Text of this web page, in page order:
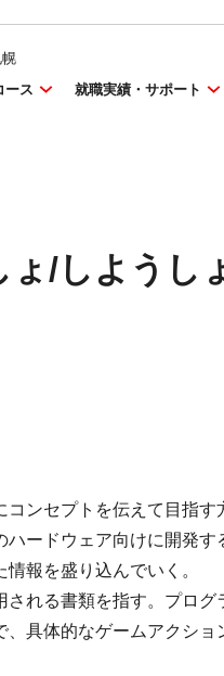
ース
就職実績・サポート
/しようし
ンセプトを伝えて目指
ードウェア向けに開発す
報を盛り込んでいく。
れる書類を指す。プログ
具体的なゲームアクショ